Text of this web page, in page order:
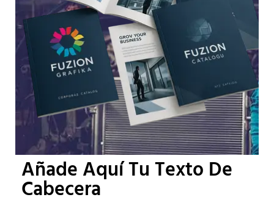
Añade Aquí Tu Texto De
Cabecera